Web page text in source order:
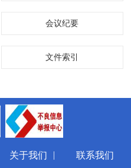
会议纪要
文件索引
关于我们 | 联系我们